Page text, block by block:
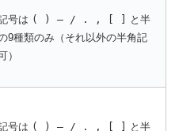
号は ( ) ― / . , [ ]
と半
9種類のみ（それ以外の半角記
）
号は ( ) ― / . , [ ]
と半